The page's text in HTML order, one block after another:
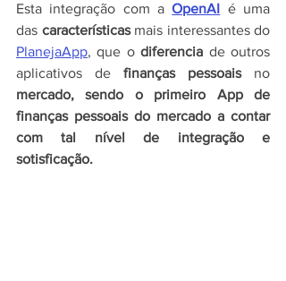
Esta integração com a OpenAI é uma
das características
PlanejaApp, que o diferencia de outros
aplicativos de finanças pessoais
mercado, sendo o primeiro App de
finanças pessoais do mercado a contar
com tal nível de integração e
sotisficação.